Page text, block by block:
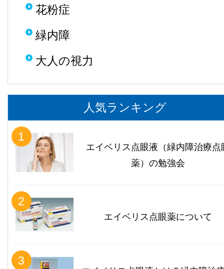
花粉症
緑内障
大人の視力
人気ランキング
1
エイベリス点眼液（緑内障治療点
薬）の勉強会
2
エイベリス点眼薬について
3